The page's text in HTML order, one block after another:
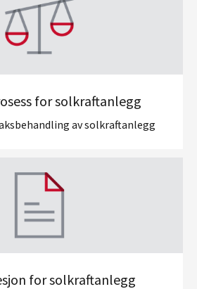
for solkraftanlegg
av solkraftanlegg
for solkraftanlegg